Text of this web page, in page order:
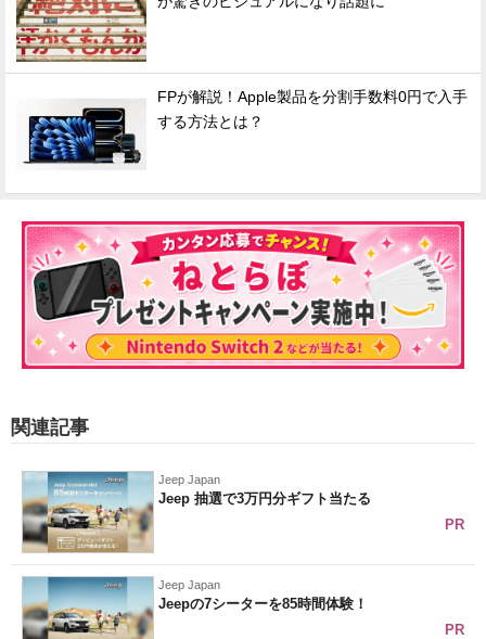
FPが解説！Apple製品を分割手数料0円で入手
する方法とは？
関連記事
Jeep Japan
Jeep 抽選で3万円分ギフト当たる
PR
Jeep Japan
Jeepの7シーターを85時間体験！
PR